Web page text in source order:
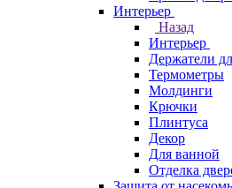
Интерьер
Назад
Интерьер
Держатели
Термометры
Молдинги
Крючки
Плинтуса
Декор
Для ванной
Отделка